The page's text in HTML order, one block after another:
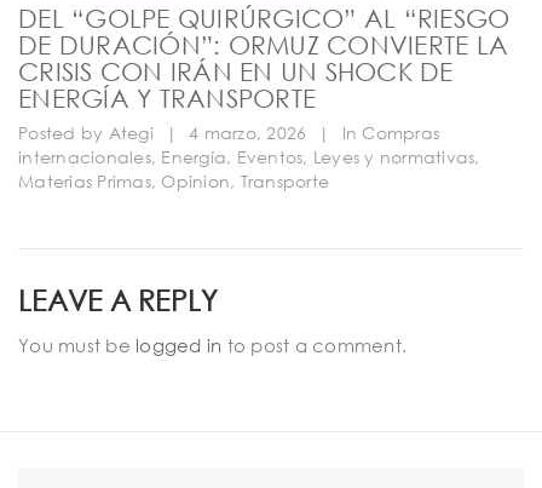
DEL “GOLPE QUIRÚRGICO” AL “RIESGO
DE DURACIÓN”: ORMUZ CONVIERTE LA
CRISIS CON IRÁN EN UN SHOCK DE
ENERGÍA Y TRANSPORTE
Posted by Ategi | 4 marzo, 2026 | In Compras
internacionales, Energía, Eventos, Leyes y normativas,
Materias Primas, Opinion, Transporte
LEAVE A REPLY
You must be logged in to post a comment.